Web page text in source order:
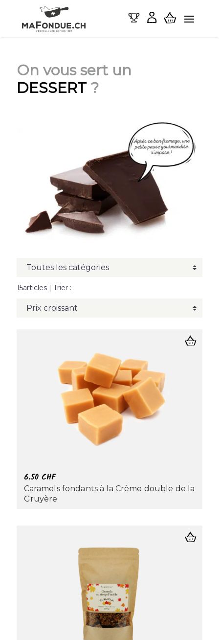
On vous sert un
DESSERT ?
15articles | Trier :
6.50 CHF
Caramels fondants à la Crème double de la
Gruyère